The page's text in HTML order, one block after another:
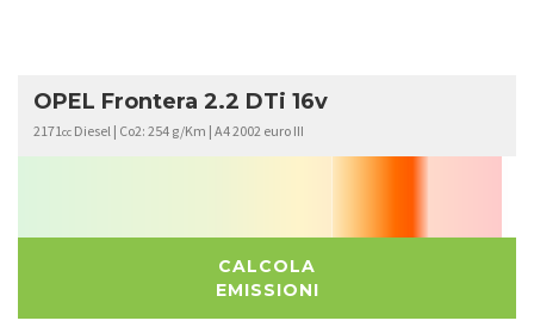
OPEL Frontera 2.2 DTi 16v
2171cc Diesel | Co2: 254 g/Km | A4 2002 euro III
CALCOLA
EMISSIONI